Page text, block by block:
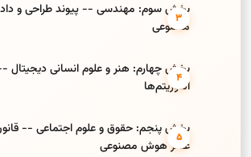
بخش سوم: مهندسی -- پیوند طراحی و
مصنوعی
بخش چهارم: هنر و علوم انسانی دیجیتال
الگوریتم‌ها
بخش پنجم: حقوق و علوم اجتماعی --
عصر هوش مصنوعی